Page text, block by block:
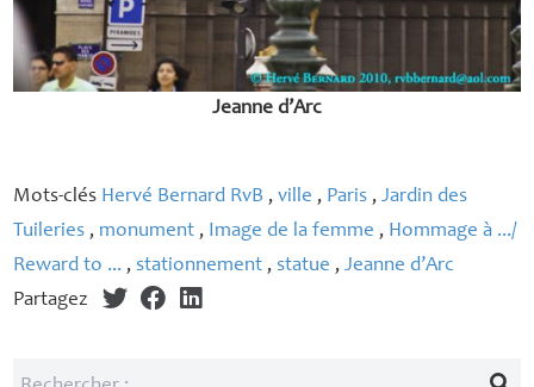
Jeanne d’Arc
Mots-clés Hervé Bernard RvB ,ville , Paris ,Jardin des
Tuileries , monument , Image de la femme , Hommage à .../
Reward to ... ,stationnement ,statue ,Jeanne d’Arc
Partagez